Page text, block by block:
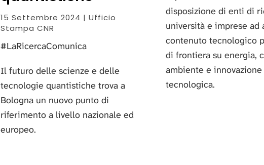
15 Settembre 2024 | Ufficio
Stampa CNR
#LaRicercaComunica
Il futuro delle scienze e delle
tecnologie quantistiche trova a
Bologna un nuovo punto di
riferimento a livello nazionale ed
europeo.
disposizione di enti di
università e imprese ad
contenuto tecnologico
di frontiera su energia,
ambiente e innovazione
tecnologica.